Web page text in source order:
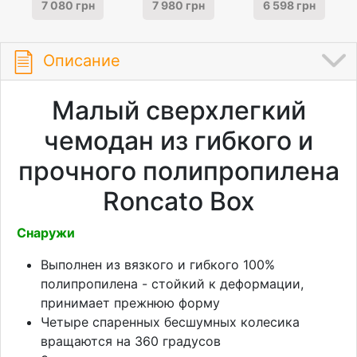
7 080 грн 7 980 грн 6 598 грн
Описание
Малый сверхлегкий
чемодан из гибкого и
прочного полипропилена
Roncato Box
Снаружи
Выполнен из вязкого и гибкого 100%
полипропилена - стойкий к деформации,
принимает прежнюю форму
Четыре спаренных бесшумных колесика
вращаются на 360 градусов